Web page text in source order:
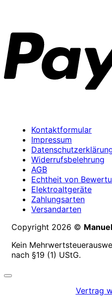
Kontaktformular
Impressum
Widerrufsbelehrung
AGB
Echtheit von
Elektroaltgeräte
Zahlungsarten
Versandarten
Copyright 2026 ©
Kein
nach §19 (1) UStG.
Vertrag